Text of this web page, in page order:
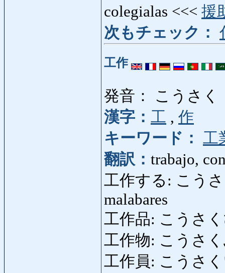
colegialas <<< 援
次もチェック：
工作
発音： こうさく
漢字： 工 , 作
キーワード： 工
翻訳： trabajo,
工作する: こうさ
malabares
工作品: こうさ
工作物: こうさ
工作員: こうさ